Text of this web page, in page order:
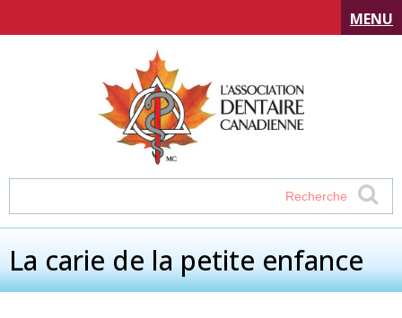
MENU
La carie de la petite enfance